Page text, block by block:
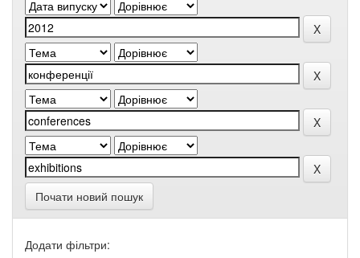
Почати новий пошук
Додати фільтри: